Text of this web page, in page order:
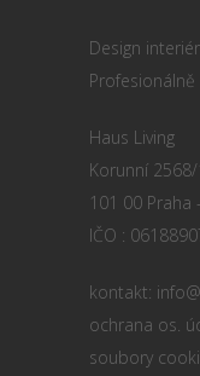
Design
Haus Living
Korunní
101 00 Praha
IČO :
kontakt:
ochrana os.
soubory